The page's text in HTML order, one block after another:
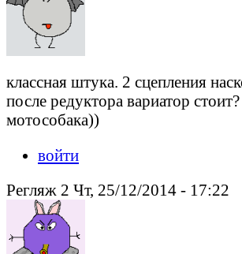
классная штука. 2 сцепления
после редуктора вариатор
мотособака))
войти
Регляж 2 Чт, 25/12/2014 - 17:22